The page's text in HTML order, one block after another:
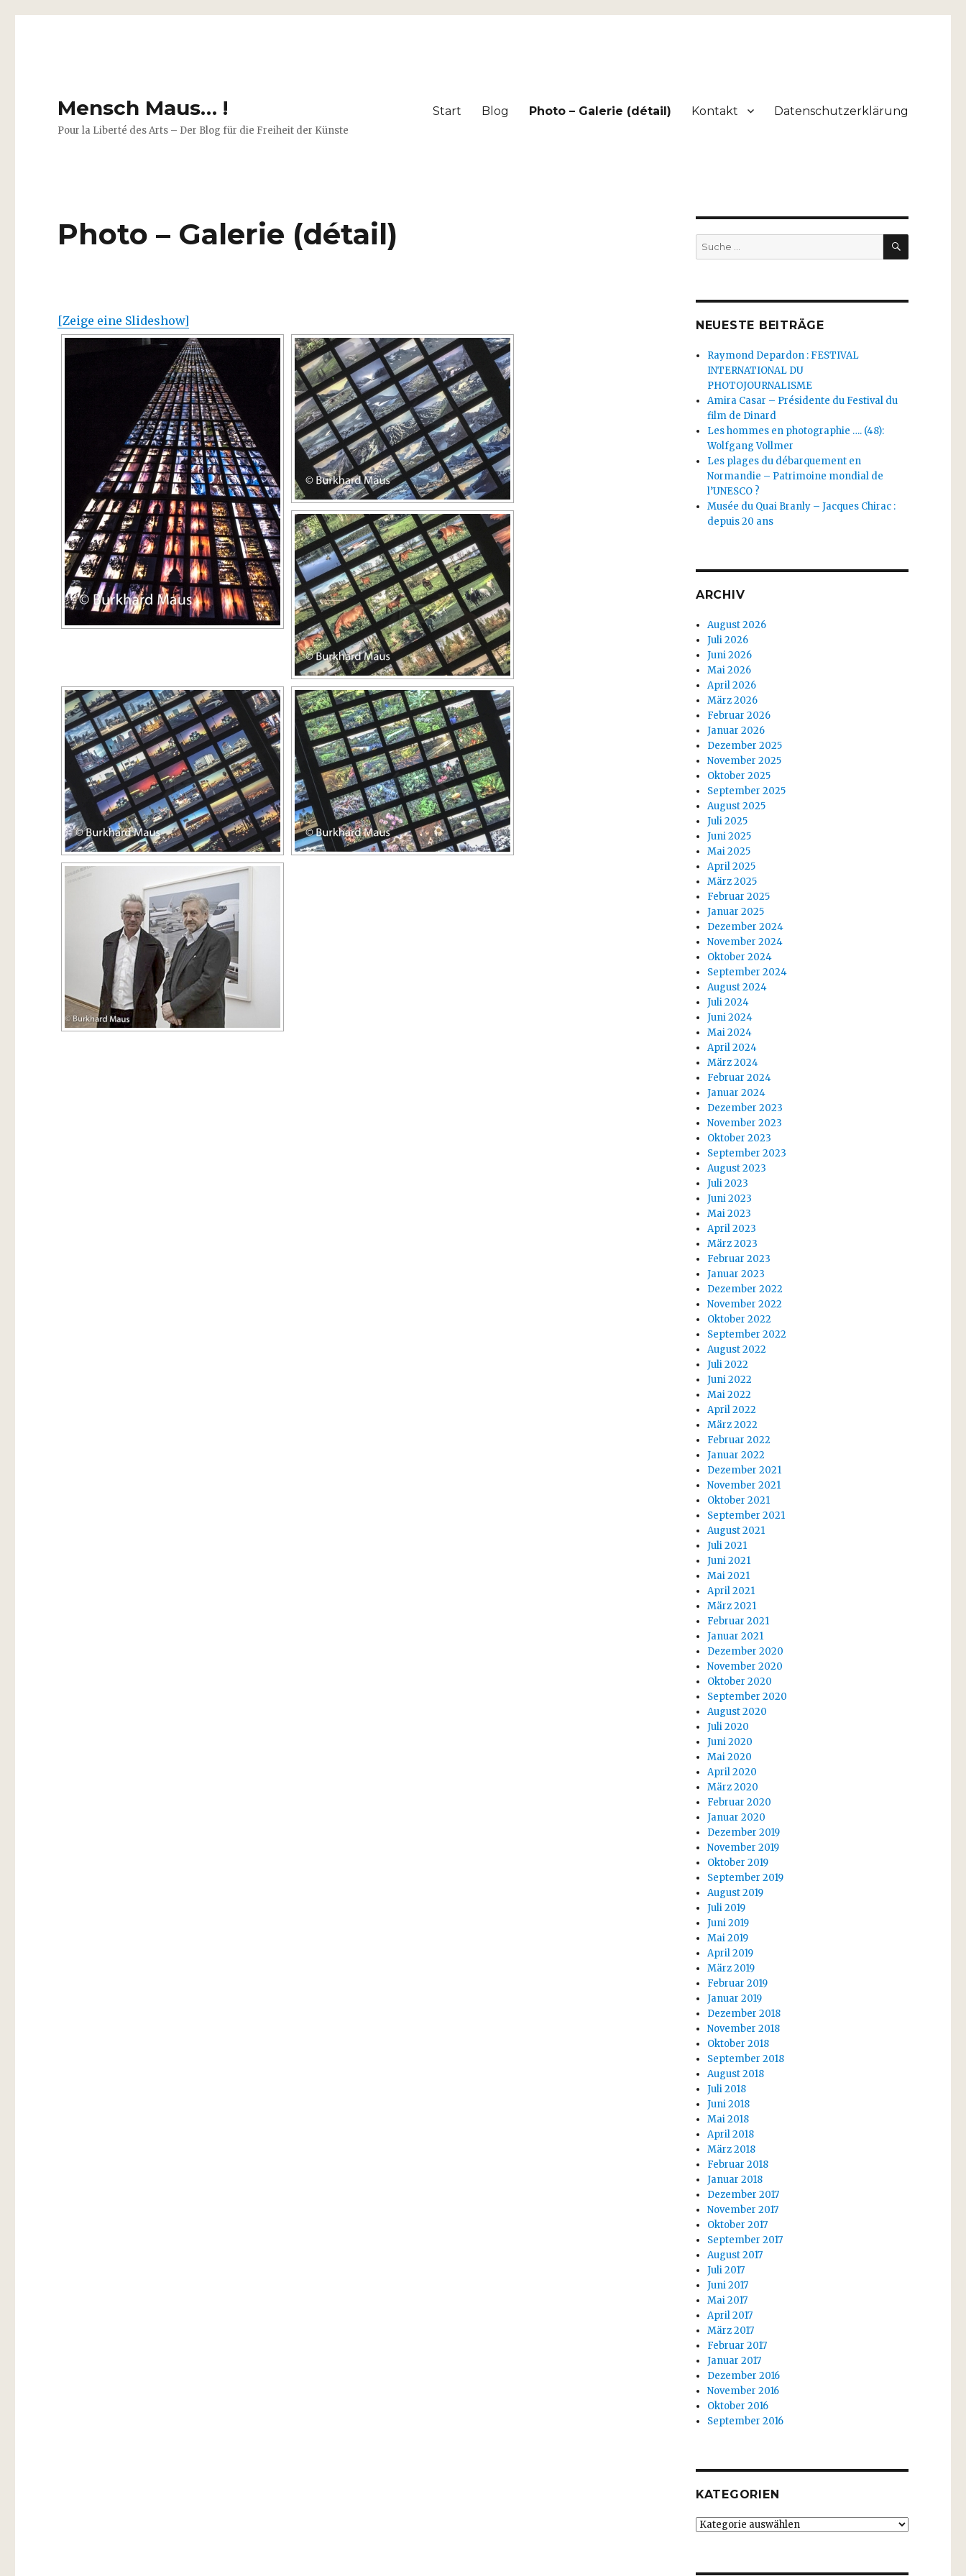
Mensch Maus… !
Pour la Liberté des Arts – Der Blog für die Freiheit der Künste
Start Blog Photo – Galerie (détail) Kontakt Datenschutzerklärung
Photo – Galerie (détail)
[Zeige eine Slideshow]
Suche
nach:
SUCHEN
NEUESTE BEITRÄGE
Raymond Depardon : FESTIVAL
INTERNATIONAL DU
PHOTOJOURNALISME
Amira Casar – Présidente du Festival du
film de Dinard
Les hommes en photographie …. (48):
Wolfgang Vollmer
Les plages du débarquement en
Normandie – Patrimoine mondial de
l’UNESCO ?
Musée du Quai Branly – Jacques Chirac :
depuis 20 ans
ARCHIV
August 2026
Juli 2026
Juni 2026
Mai 2026
April 2026
März 2026
Februar 2026
Januar 2026
Dezember 2025
November 2025
Oktober 2025
September 2025
August 2025
Juli 2025
Juni 2025
Mai 2025
April 2025
März 2025
Februar 2025
Januar 2025
Dezember 2024
November 2024
Oktober 2024
September 2024
August 2024
Juli 2024
Juni 2024
Mai 2024
April 2024
März 2024
Februar 2024
Januar 2024
Dezember 2023
November 2023
Oktober 2023
September 2023
August 2023
Juli 2023
Juni 2023
Mai 2023
April 2023
März 2023
Februar 2023
Januar 2023
Dezember 2022
November 2022
Oktober 2022
September 2022
August 2022
Juli 2022
Juni 2022
Mai 2022
April 2022
März 2022
Februar 2022
Januar 2022
Dezember 2021
November 2021
Oktober 2021
September 2021
August 2021
Juli 2021
Juni 2021
Mai 2021
April 2021
März 2021
Februar 2021
Januar 2021
Dezember 2020
November 2020
Oktober 2020
September 2020
August 2020
Juli 2020
Juni 2020
Mai 2020
April 2020
März 2020
Februar 2020
Januar 2020
Dezember 2019
November 2019
Oktober 2019
September 2019
August 2019
Juli 2019
Juni 2019
Mai 2019
April 2019
März 2019
Februar 2019
Januar 2019
Dezember 2018
November 2018
Oktober 2018
September 2018
August 2018
Juli 2018
Juni 2018
Mai 2018
April 2018
März 2018
Februar 2018
Januar 2018
Dezember 2017
November 2017
Oktober 2017
September 2017
August 2017
Juli 2017
Juni 2017
Mai 2017
April 2017
März 2017
Februar 2017
Januar 2017
Dezember 2016
November 2016
Oktober 2016
September 2016
KATEGORIEN
Kategorien